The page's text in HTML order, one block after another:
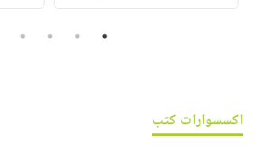
1
2
3
4
اكسسوارات كتب